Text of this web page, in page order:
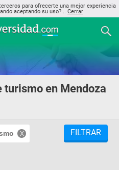
para ofrecerte una mejor experiencia
aceptando su uso? .. Cerrar
turismo en Mendoza
FILTRAR